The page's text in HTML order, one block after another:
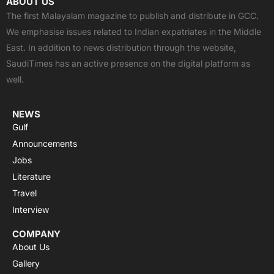
e
b
o
o
k
w
i
t
t
e
t
u
b
e
t
s
a
p
p
t
a
g
r
a
The first Malayalam magazine to publish and distribute in GCC.
We emphasise issues related to Indian expatriates in the Middle
East. In addition to news distribution through the website,
SaudiTimes has an active presence on the digital platform as
well.
NEWS
Gulf
Announcements
Jobs
Literature
Travel
Interview
COMPANY
About Us
Gallery